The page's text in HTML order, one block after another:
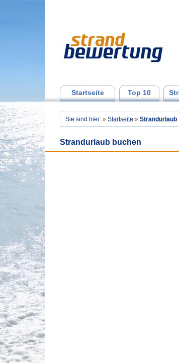
Startseite Top 10
Sie sind hier: » Startseite » Strandurlaub
Strandurlaub buchen